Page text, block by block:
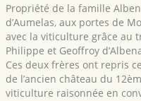
Propriété de la famille
d’Aumelas, aux portes de
avec la viticulture grâce au
Philippe et Geoffroy
Ces deux frères ont repris
de l’ancien château du
viticulture raisonnée en